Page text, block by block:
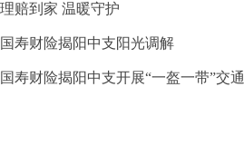
理赔到家 温暖守护
国寿财险揭阳中支阳光调解
国寿财险揭阳中支开展“一盔一带”交通